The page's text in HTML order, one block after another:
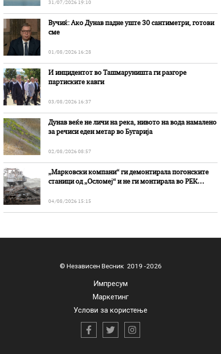
31/07/2026 19:10
Вучиќ: Ако Дунав падне уште 30 сантиметри, готови
сме
01/08/2026 16:28
И инцидентот во Ташмаруништa ги разгоре
партиските кавги
03/08/2026 16:37
Дунав веќе не личи на река, нивото на вода намалено
за речиси еден метар во Бугарија
02/08/2026 08:57
„Марковски компани“ ги демонтирала погонските
станици од „Осломеј“ и не ги монтирала во РЕК
04/08/2026 15:15
© Независен Весник 2019 -2026
Импресум
Маркетинг
Услови за користење